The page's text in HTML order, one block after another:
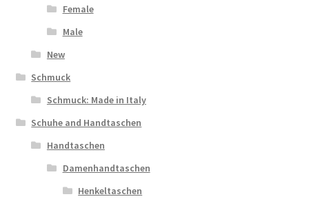
Female
Male
New
Schmuck
Schmuck: Made in Italy
Schuhe and Handtaschen
Handtaschen
Damenhandtaschen
Henkeltaschen